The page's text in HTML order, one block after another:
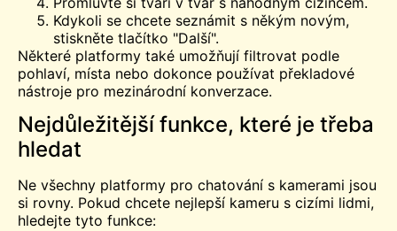
Kdykoli se chcete seznámit s někým novým,
stiskněte tlačítko "Další".
Některé platformy také umožňují filtrovat podle
pohlaví, místa nebo dokonce používat překladové
nástroje pro mezinárodní konverzace.
Nejdůležitější funkce, které je třeba
hledat
Ne všechny platformy pro chatování s kamerami jsou
si rovny. Pokud chcete nejlepší kameru s cizími lidmi,
hledejte tyto funkce: